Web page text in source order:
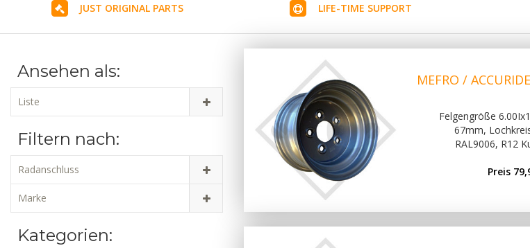
JUST ORIGINAL PARTS LIFE-TIME SUPPORT
Ansehen als:
Liste
Filtern nach:
Radanschluss
Marke
Kategorien:
MEFRO /
Felgengröße
67mm,
RAL9006, R12
Preis